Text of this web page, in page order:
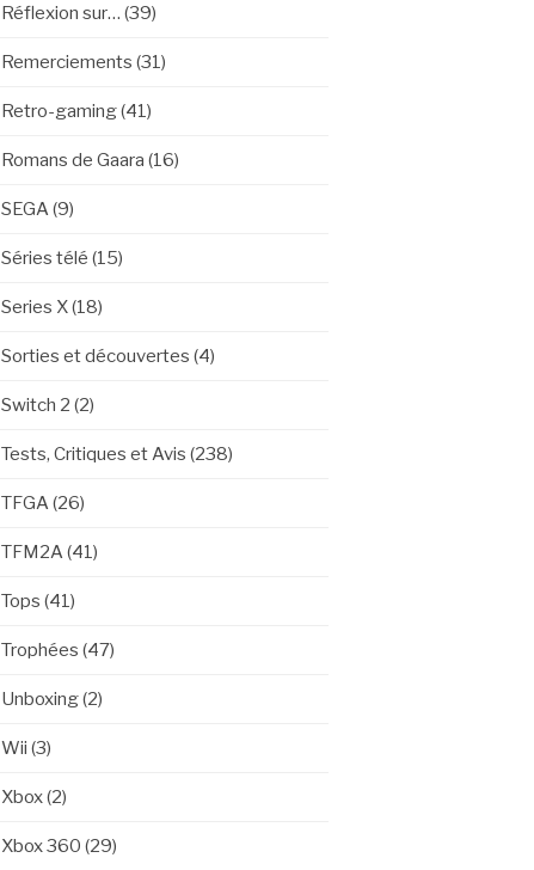
Réflexion sur… (39)
Remerciements (31)
Retro-gaming(41)
Romans de Gaara (16)
SEGA (9)
Séries télé (15)
Series X(18)
Sorties et découvertes (4)
Switch 2 (2)
Tests, Critiques et Avis (238)
TFGA (26)
TFM2A (41)
Tops (41)
Trophées (47)
Unboxing(2)
Wii (3)
Xbox(2)
Xbox 360 (29)